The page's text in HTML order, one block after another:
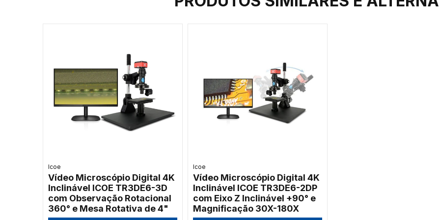
Icoe
Vídeo Microscópio Digital 4K
Inclinável ICOE TR3DE6-3D
com Observação Rotacional
360° e Mesa Rotativa de 4"
Icoe
Vídeo Microscópio Digital 4K
Inclinável ICOE TR3DE6-2DP
com Eixo Z Inclinável +90° e
Magnificação 30X-180X